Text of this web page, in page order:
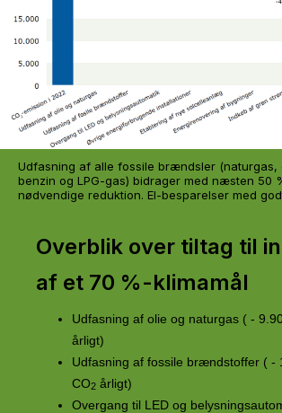
Udfasning af alle fossile brændsler (naturgas,
benzin og LPG-gas) bidrager med næsten 50
nødvendige reduktion. El-besparelser med
Overblik over tiltag til
af et 70 %-klimamål
Udfasning af olie og naturgas ( -
årligt)
Udfasning af fossile brændstoffer ( -
CO2 årligt)
Overgang til LED og